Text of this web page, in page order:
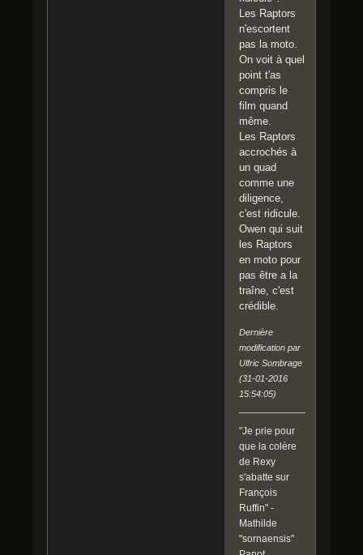
Les Raptors
n'escortent
pas la moto.
On voit à quel
point t'as
compris le
film quand
même.
Les Raptors
accrochés à
un quad
comme une
diligence,
c'est ridicule.
Owen qui suit
les Raptors
en moto pour
pas être a la
traîne, c'est
crédible.
Dernière
modification par
Ulfric Sombrage
(31-01-2016
15:54:05)
"Je prie pour
que la colère
de Rexy
s'abatte sur
François
Ruffin" -
Mathilde
"sornaensis"